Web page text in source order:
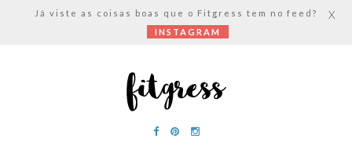
Já viste as coisas boas que o Fitgress tem no feed?
INSTAGRAM
X